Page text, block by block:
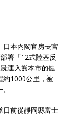
日本內閣官房長官
署「12式陸基反
運入熊本市的健
約1000公里，被
日前從靜岡縣富士